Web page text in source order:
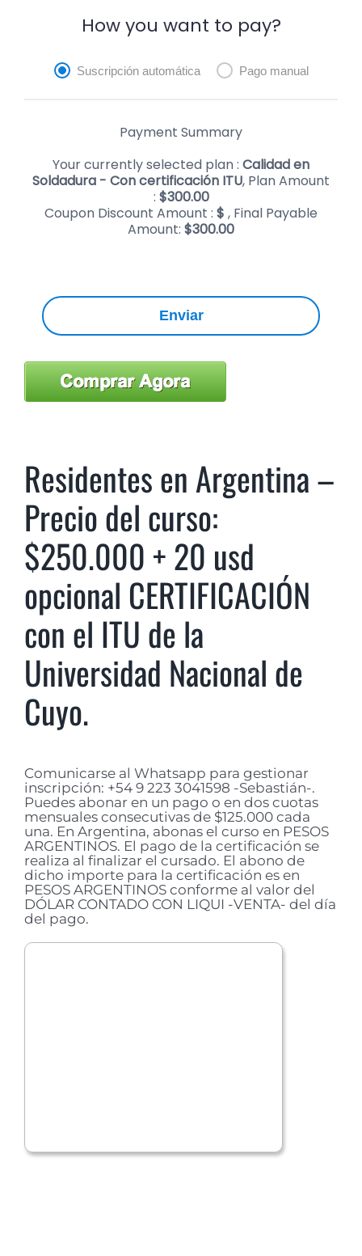
How you want to pay?
Suscripción automática Pago manual
Payment Summary
Your currently selected plan : Calidad en
Soldadura - Con certificación ITU, Plan Amount
: $300.00
Coupon Discount Amount : $ , Final Payable
Amount: $300.00
Enviar
Residentes en Argentina –
Precio del curso:
$250.000 + 20 usd
opcional CERTIFICACIÓN
con el ITU de la
Universidad Nacional de
Cuyo.
Comunicarse al Whatsapp para gestionar
inscripción: +54 9 223 3041598 -Sebastián-.
Puedes abonar en un pago o en dos cuotas
mensuales consecutivas de $125.000 cada
una. En Argentina, abonas el curso en PESOS
ARGENTINOS. El pago de la certificación se
realiza al finalizar el cursado. El abono de
dicho importe para la certificación es en
PESOS ARGENTINOS conforme al valor del
DÓLAR CONTADO CON LIQUI -VENTA- del día
del pago.